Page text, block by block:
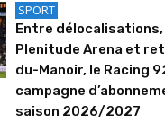
SPORT
Entre
Plenitude Arena et
du-Manoir, le Racing
campagne
saison 2026/2027